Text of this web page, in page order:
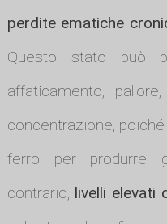
perdite ematiche
Questo stato può
affaticamento,
concentrazione,
ferro per produrre
contrario, livelli elevati